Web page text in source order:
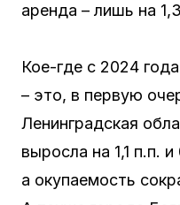
аренда – лишь на
Кое-где с 2024
– это, в первую
Ленинградская
выросла на 1,1 п.п.
а окупаемость